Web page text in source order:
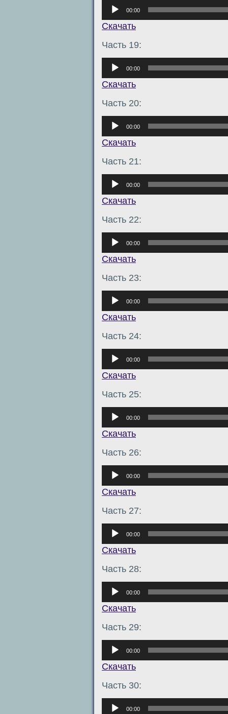
Аудиоплеер
00:00
Скачать
Часть 19:
Аудиоплеер
00:00
Скачать
Часть 20:
Аудиоплеер
00:00
Скачать
Часть 21:
Аудиоплеер
00:00
Скачать
Часть 22:
Аудиоплеер
00:00
Скачать
Часть 23:
Аудиоплеер
00:00
Скачать
Часть 24:
Аудиоплеер
00:00
Скачать
Часть 25:
Аудиоплеер
00:00
Скачать
Часть 26:
Аудиоплеер
00:00
Скачать
Часть 27:
Аудиоплеер
00:00
Скачать
Часть 28:
Аудиоплеер
00:00
Скачать
Часть 29:
Аудиоплеер
00:00
Скачать
Часть 30:
Аудиоплеер
00:00